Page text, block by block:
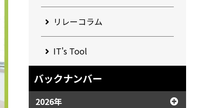
リレーコラム
IT's Tool
バックナンバー
2026年